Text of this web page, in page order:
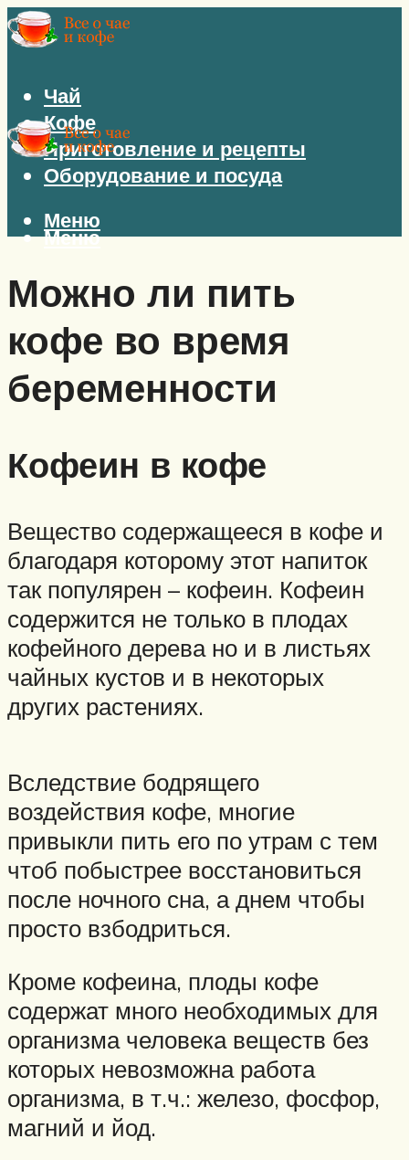
Чай
Кофе
Приготовление и рецепты
Оборудование и посуда
Меню
Меню
Можно ли пить
кофе во время
беременности
Кофеин в кофе
Вещество содержащееся в кофе и
благодаря которому этот напиток
так популярен – кофеин. Кофеин
содержится не только в плодах
кофейного дерева но и в листьях
чайных кустов и в некоторых
других растениях.
Вследствие бодрящего
воздействия кофе, многие
привыкли пить его по утрам с тем
чтоб побыстрее восстановиться
после ночного сна, а днем чтобы
просто взбодриться.
Кроме кофеина, плоды кофе
содержат много необходимых для
организма человека веществ без
которых невозможна работа
организма, в т.ч.: железо, фосфор,
магний и йод.